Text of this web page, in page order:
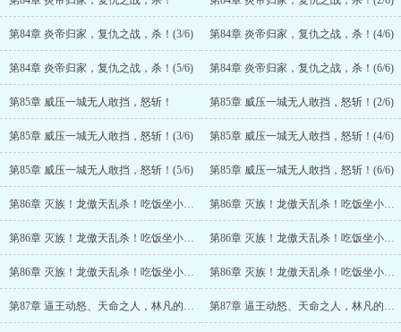
第84章 炎帝归家，复仇之战，杀！(3/6) 第84章 炎帝归家，复仇之战，杀！(4/6)
第84章 炎帝归家，复仇之战，杀！(5/6) 第84章 炎帝归家，复仇之战，杀！(6/6)
第85章 威压一城无人敢挡，怒斩！ 第85章 威压一城无人敢挡，怒斩！(2/6)
第85章 威压一城无人敢挡，怒斩！(3/6) 第85章 威压一城无人敢挡，怒斩！(4/6)
第85章 威压一城无人敢挡，怒斩！(5/6) 第85章 威压一城无人敢挡，怒斩！(6/6)
第86章 灭族！龙傲天乱杀！吃饭坐小孩那桌 第86章 灭族！龙傲天乱杀！吃饭坐小孩那桌(2/6)
第86章 灭族！龙傲天乱杀！吃饭坐小孩那桌(3/6) 第86章 灭族！龙傲天乱杀！吃饭坐小孩那桌(4/6)
第86章 灭族！龙傲天乱杀！吃饭坐小孩那桌(5/6) 第86章 灭族！龙傲天乱杀！吃饭坐小孩那桌(6/6)
第87章 逼王动怒、天命之人，林凡的实力 第87章 逼王动怒、天命之人，林凡的实力(2/6)